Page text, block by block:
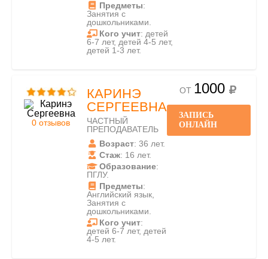
Предметы:
Занятия с
дошкольниками.
Кого учит: детей
6-7 лет, детей 4-5 лет,
детей 1-3 лет.
0 отзывов
КАРИНЭ
СЕРГЕЕВНА
ЧАСТНЫЙ
ПРЕПОДАВАТЕЛЬ
Возраст: 36 лет.
Стаж: 16 лет.
Образование:
ПГЛУ.
Предметы:
Английский язык,
Занятия с
дошкольниками.
Кого учит:
детей 6-7 лет, детей
4-5 лет.
ОТ 1000
ЗАПИСЬ
ОНЛАЙН